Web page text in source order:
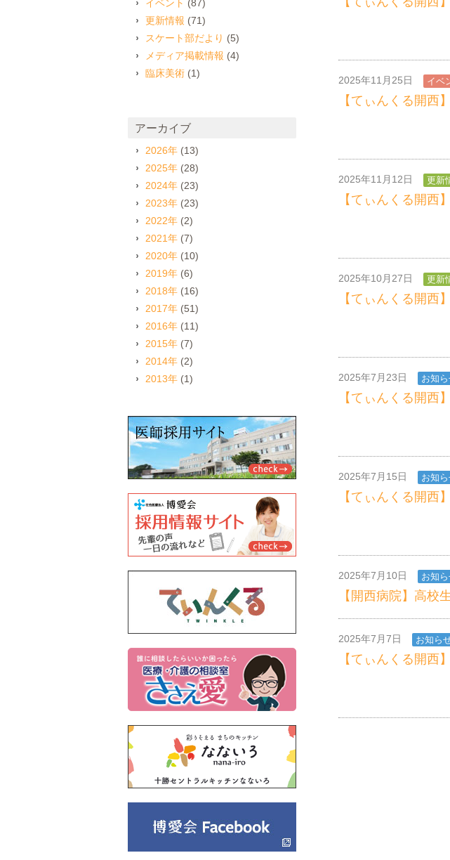
2025年11月25日 イベ
【てぃんくる開西
2025年11月12日 更新
【てぃんくる開西
2025年10月27日 更新
【てぃんくる開西
2025年7月23日 お知
【てぃんくる開西
2025年7月15日 お知
【てぃんくる開西
2025年7月10日 お知
【開西病院】高校
2025年7月7日 お知ら
【てぃんくる開西
イベント (87)
更新情報 (71)
スケート部だより (5)
メディア掲載情報 (4)
臨床美術 (1)
アーカイブ
2026年 (13)
2025年 (28)
2024年 (23)
2023年 (23)
2022年 (2)
2021年 (7)
2020年 (10)
2019年 (6)
2018年 (16)
2017年 (51)
2016年 (11)
2015年 (7)
2014年 (2)
2013年 (1)